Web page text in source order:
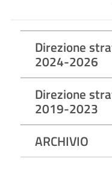
del risultato); Importi
con fondi pubblici.
Art. 14, c. 1, lett. d) e
altre cariche, presso
compensi a qualsiasi
Art. 14, c. 1, lett. e) e
oneri a carico della
compensi spettanti.
Direzione
2024-2026
Direzione
2019-2023
ARCHIVIO